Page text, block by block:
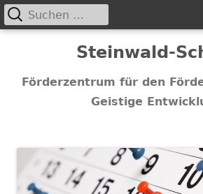
Inhalt
Steinwald-
Förderzentrum für den
Geistige
Primäres
Suchen
nach: